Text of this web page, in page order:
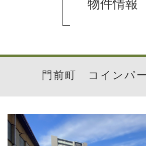
物件情報
門前町 コインパ